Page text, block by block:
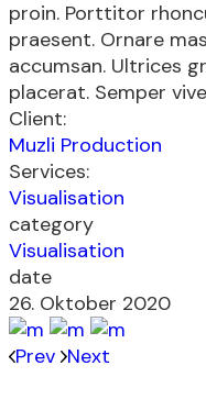
proin. Porttitor
praesent. Ornare
accumsan. Ultrices
placerat. Semper
Client:
Muzli Production
Services:
Visualisation
category
Visualisation
date
26. Oktober 2020
Prev Next